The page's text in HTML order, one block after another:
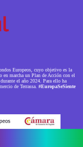
Europeos, cuyo objetivo es la
marcha un Plan de Acción con el
el año 2024. Para ello ha
de Terrassa. #EuropaSeSiente